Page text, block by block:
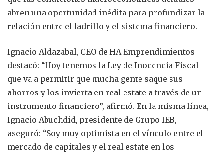
abren una oportunidad inédita para profundizar la
relación entre el ladrillo y el sistema financiero.
Ignacio Aldazabal, CEO de HA Emprendimientos
destacó: “Hoy tenemos la Ley de Inocencia Fiscal
que va a permitir que mucha gente saque sus
ahorros y los invierta en real estate a través de un
instrumento financiero”, afirmó. En la misma línea,
Ignacio Abuchdid, presidente de Grupo IEB,
aseguró: “Soy muy optimista en el vínculo entre el
mercado de capitales y el real estate en los